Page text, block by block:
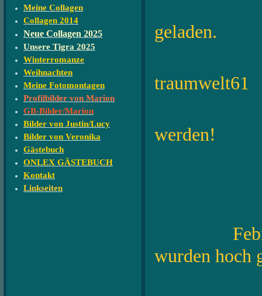
Meine Collagen
Collagen 2014
Neue Collagen 2025
Unsere Tigra 2025
Winterromanze
Weihnachten
Meine Fotomontagen
Profilbilder von Marion
GB-Bilder/Marion
Bilder von Justin/Lucy
Bilder von Veronika
Gästebuch
ONLEX GÄSTEBUCH
Kontakt
Linkseiten
geladen.
traumwelt61
werden!
wurden hoch